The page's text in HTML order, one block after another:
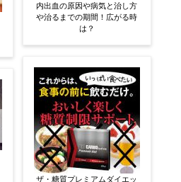
内出血の原因や病気と治し方
や治るまでの期間！広がる時
は？
ザ・糖質プレミアムダイエッ